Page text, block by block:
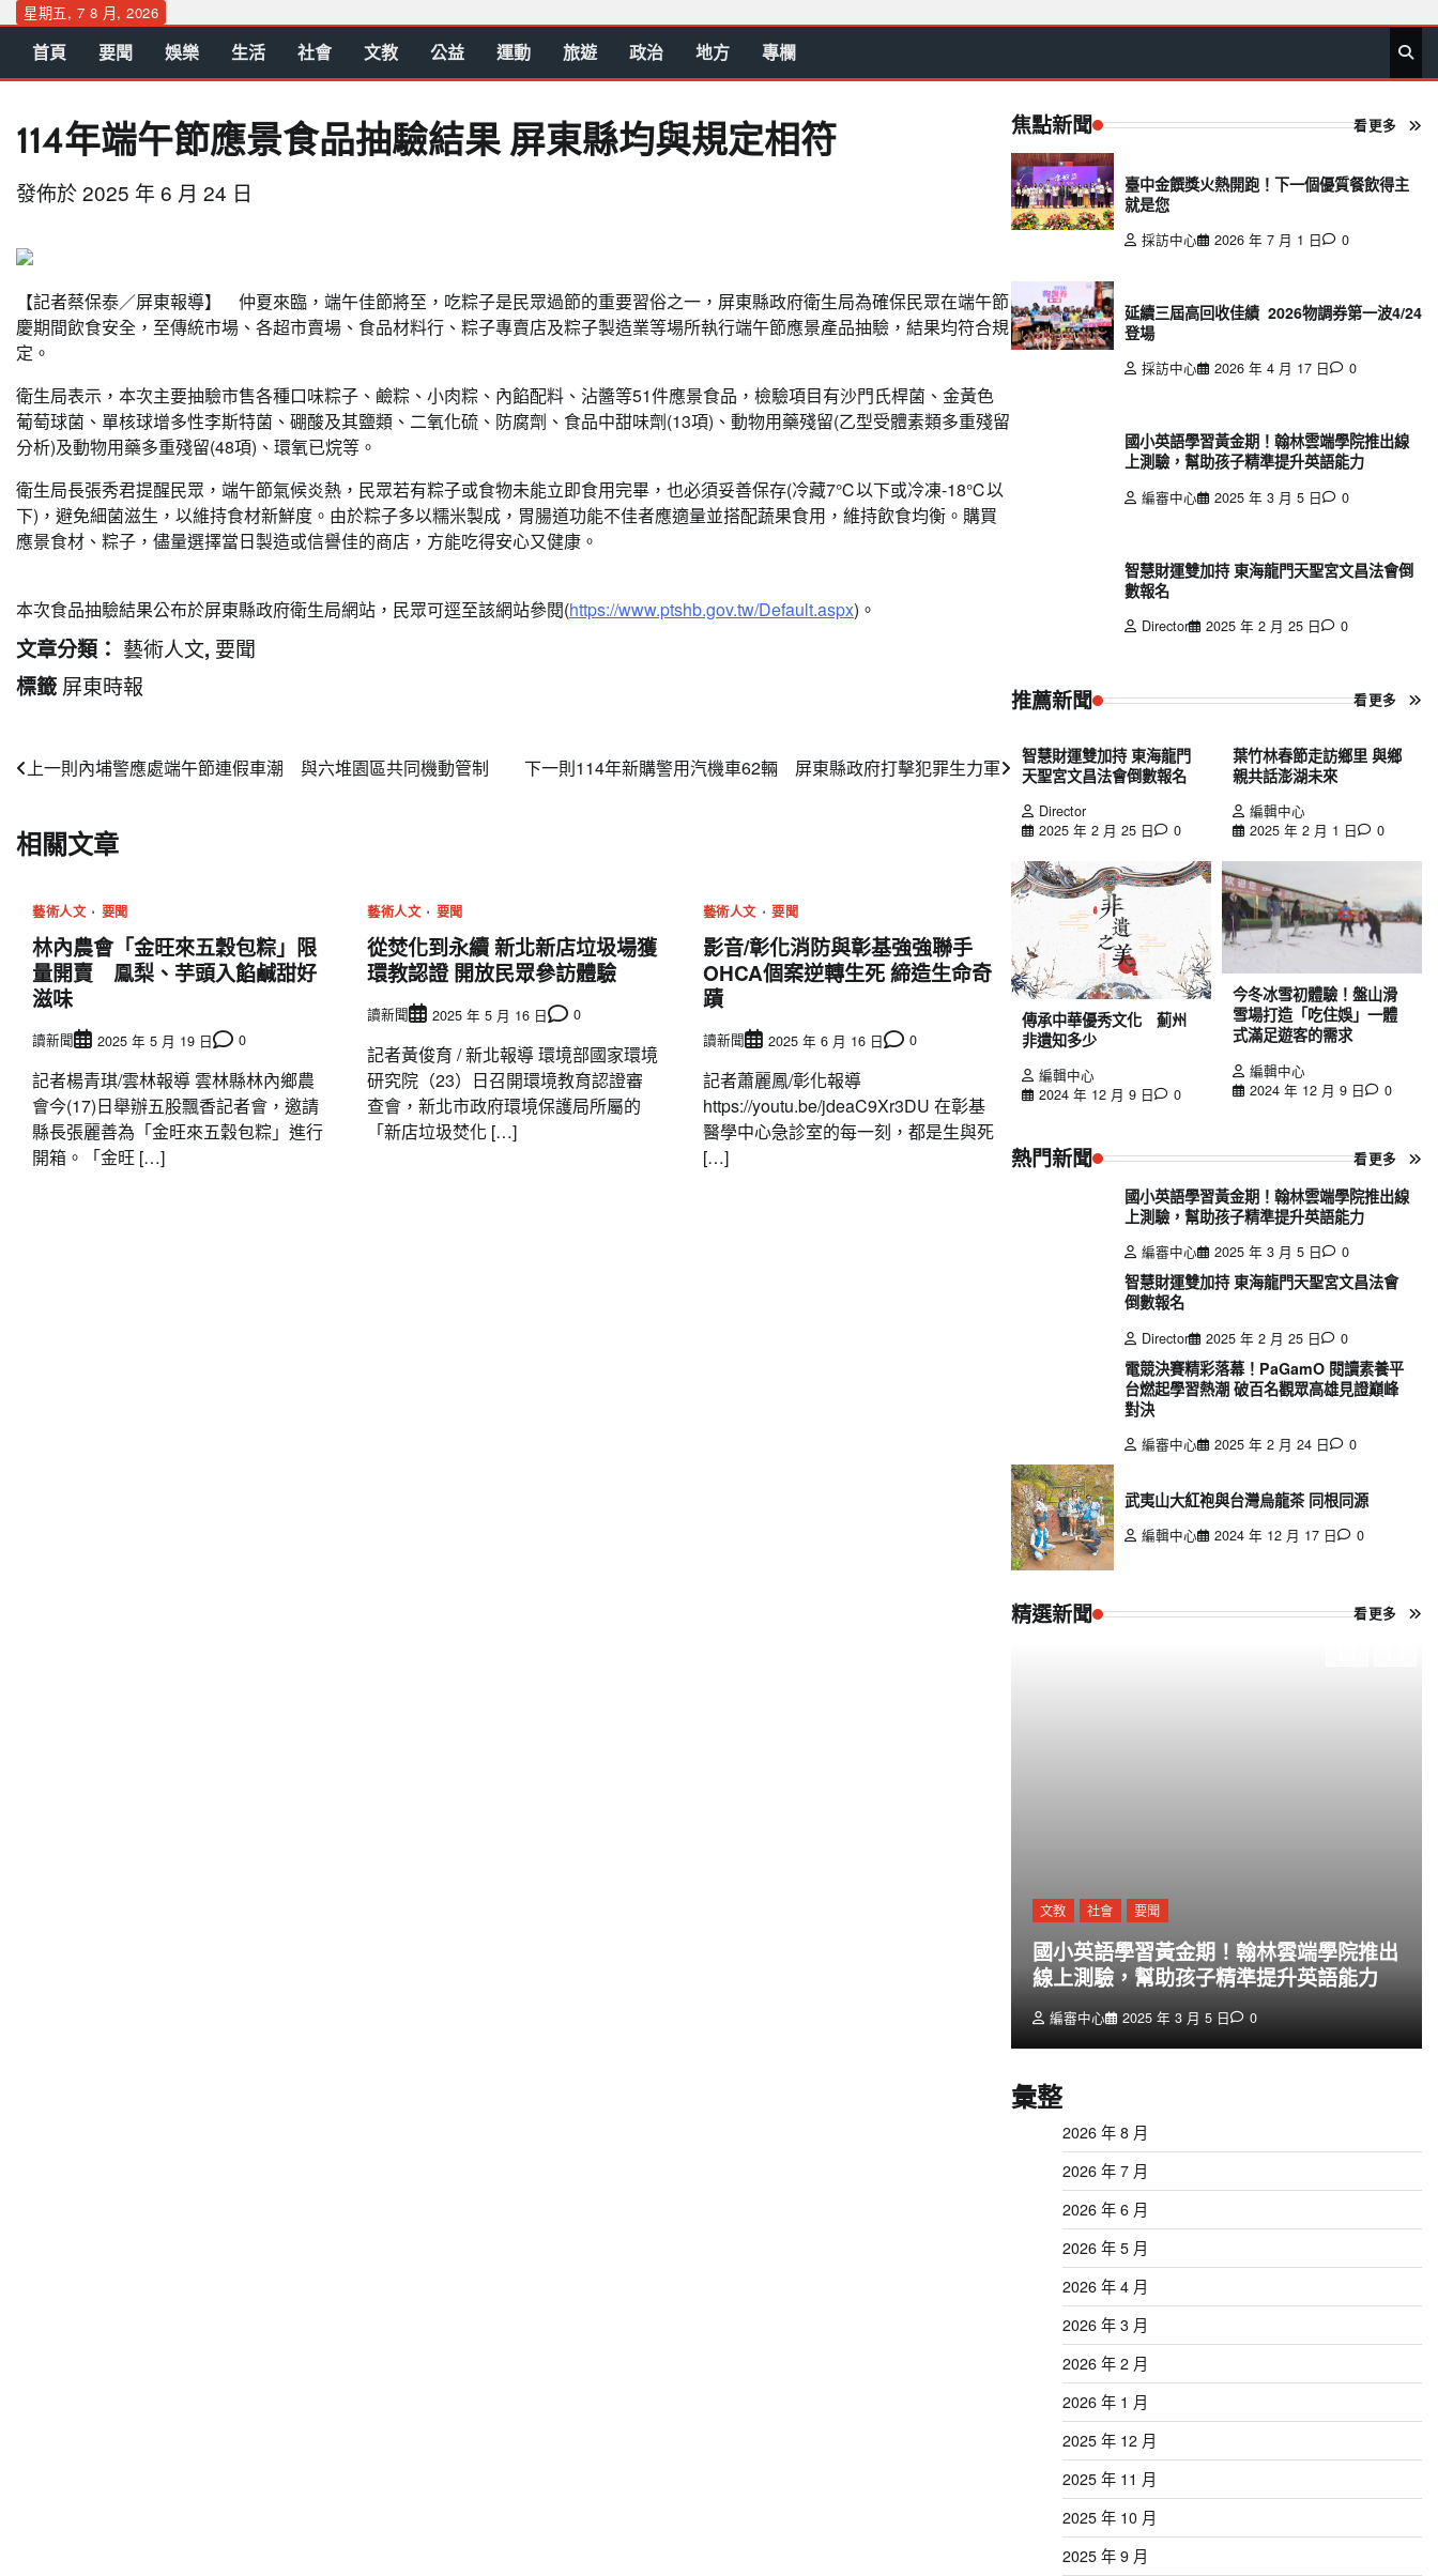
Skip
content
星期五, 7 8 月, 2026
首 要 娛 生 社 文 公 運 旅 政 地
方
專
欄
首頁 要聞 娛樂 生活 社會 文教 公益 運動 旅遊 政治 地方 專欄
114年端午節應景食品抽驗結果 屏東縣均與規定相符
發佈於2025 年 6 月 24 日
【記者蔡保泰／屏東報導】 仲夏來臨，端午佳節將至，吃粽子是民眾過節的重要習俗之一，屏東縣政府衛生局為確保民眾在端午節
慶期間飲食安全，至傳統市場、各超市賣場、食品材料行、粽子專賣店及粽子製造業等場所執行端午節應景產品抽驗，結果均符合規
定。
衛生局表示，本次主要抽驗市售各種口味粽子、鹼粽、小肉粽、內餡配料、沾醬等51件應景食品，檢驗項目有沙門氏桿菌、金黃色
葡萄球菌、單核球增多性李斯特菌、硼酸及其鹽類、二氧化硫、防腐劑、食品中甜味劑(13項)、動物用藥殘留(乙型受體素類多重殘留
分析)及動物用藥多重殘留(48項)、環氧已烷等。
衛生局長張秀君提醒民眾，端午節氣候炎熱，民眾若有粽子或食物未能立即食用完畢，也必須妥善保存(冷藏7℃以下或冷凍-18℃以
下)，避免細菌滋生，以維持食材新鮮度。由於粽子多以糯米製成，胃腸道功能不佳者應適量並搭配蔬果食用，維持飲食均衡。購買
應景食材、粽子，儘量選擇當日製造或信譽佳的商店，方能吃得安心又健康。
本次食品抽驗結果公布於屏東縣政府衛生局網站，民眾可逕至該網站參閱(https://www.ptshb.gov.tw/Default.aspx)。
文章分類： 藝術人文, 要聞
標籤 屏東時報
文
導
上一則內埔警應處端午節連假車潮­ 與六堆園區共同機動管制 下一則114年新購警用汽機車62輛 屏東縣政府打擊犯罪生力軍
相關文章
藝術人文 要聞
林內農會「金旺來五穀包粽」限
量開賣 鳯梨、芋頭入餡鹹甜好
滋味
讀新聞 2025 年 5 月 19 日 0
記者楊青琪/雲林報導 雲林縣林內鄉農
會今(17)日舉辦五股飄香記者會，邀請
縣長張麗善為「金旺來五穀包粽」進行
開箱。「金旺 […]
藝術人文 要聞
從焚化到永續 新北新店垃圾場獲
環教認證 開放民眾參訪體驗
讀新聞 2025 年 5 月 16 日 0
記者黃俊育 / 新北報導 環境部國家環境
研究院（23）日召開環境教育認證審
查會，新北市政府環境保護局所屬的
「新店垃圾焚化 […]
藝術人文 要聞
影音/彰化消防與彰基強強聯手
OHCA個案逆轉生死 締造生命奇
蹟
讀新聞 2025 年 6 月 16 日 0
記者蕭麗鳳/彰化報導
https://youtu.be/jdeaC9Xr3DU 在彰基
醫學中心急診室的每一刻，都是生與死
[…]
焦點新聞 看更多
臺中金饌獎火熱開跑！下一個優質餐飲得主
就是您
採訪中心 2026 年 7 月 1 日 0
延續三屆高回收佳績 2026物調券第一波4/24
登場
採訪中心 2026 年 4 月 17 日 0
國小英語學習黃金期！翰林雲端學院推出線
上測驗，幫助孩子精準提升英語能力
編審中心 2025 年 3 月 5 日 0
智慧財運雙加持 東海龍門天聖宮文昌法會倒
數報名
Director 2025 年 2 月 25 日 0
推薦新聞 看更多
智慧財運雙加持 東海龍門
天聖宮文昌法會倒數報名
Director
2025 年 2 月 25 日
0
葉竹林春節走訪鄉里 與鄉
親共話澎湖未來
編輯中心
2025 年 2 月 1 日
0
傳承中華優秀文化 薊州
非遺知多少
編輯中心
2024 年 12 月 9 日
0
今冬冰雪初體驗！盤山滑
雪場打造「吃住娛」一體
式滿足遊客的需求
編輯中心
2024 年 12 月 9 日
0
熱門新聞 看更多
國小英語學習黃金期！翰林雲端學院推出線
上測驗，幫助孩子精準提升英語能力
編審中心 2025 年 3 月 5 日 0
智慧財運雙加持 東海龍門天聖宮文昌法會
倒數報名
Director 2025 年 2 月 25 日 0
電競決賽精彩落幕！PaGamO 閱讀素養平
台燃起學習熱潮 破百名觀眾高雄見證巔峰
對決
編審中心 2025 年 2 月 24 日 0
武夷山大紅袍與台灣烏龍茶 同根同源
編輯中心 2024 年 12 月 17 日 0
精選新聞 看更多
文教 社會 要聞
國小英語學習黃金期！翰林雲端學院推出
線上測驗，幫助孩子精準提升英語能力
編審中心 2025 年 3 月 5 日 0
彙整
2026 年 8 月
2026 年 7 月
2026 年 6 月
2026 年 5 月
2026 年 4 月
2026 年 3 月
2026 年 2 月
2026 年 1 月
2025 年 12 月
2025 年 11 月
2025 年 10 月
2025 年 9 月